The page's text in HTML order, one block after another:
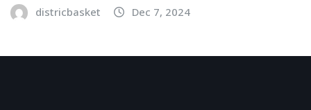
districbasket Dec 7, 2024